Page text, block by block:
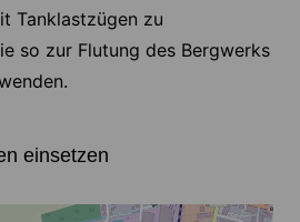
Tanklastzügen zu
so zur Flutung des Bergwerks
einsetzen